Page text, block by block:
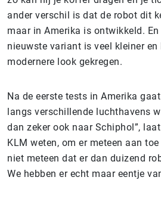
ander verschil is dat de robot dit
maar in Amerika is ontwikkeld.
nieuwste variant is veel kleiner en
modernere look gekregen.
Na de eerste tests in Amerika
langs verschillende luchthavens
dan zeker ook naar Schiphol”,
KLM weten, om er meteen aan
niet meteen dat er dan duizend
We hebben er echt maar eentje